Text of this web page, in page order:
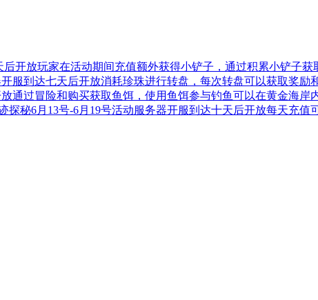
开放玩家在活动期间充值额外获得小铲子，通过积累小铲子
服到达七天后开放消耗珍珠进行转盘，每次转盘可以获取奖励
通过冒险和购买获取鱼饵，使用鱼饵参与钓鱼可以在黄金海
秘6月13号-6月19号活动服务器开服到达十天后开放每天充